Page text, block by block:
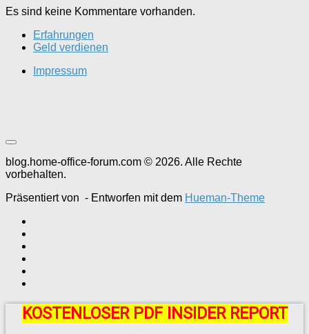
Es sind keine Kommentare vorhanden.
Erfahrungen
Geld verdienen
Impressum
blog.home-office-forum.com © 2026. Alle Rechte
vorbehalten.
Präsentiert von - Entworfen mit dem Hueman-Theme
KOSTENLOSER PDF INSIDER REPORT